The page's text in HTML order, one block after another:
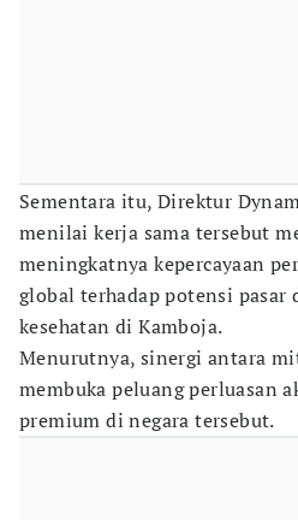
Sementara itu, Direktur
menilai kerja sama tersebut
meningkatnya kepercayaan
global terhadap potensi pasar
kesehatan di Kamboja.
Menurutnya, sinergi antara
membuka peluang perluasan
premium di negara tersebut.